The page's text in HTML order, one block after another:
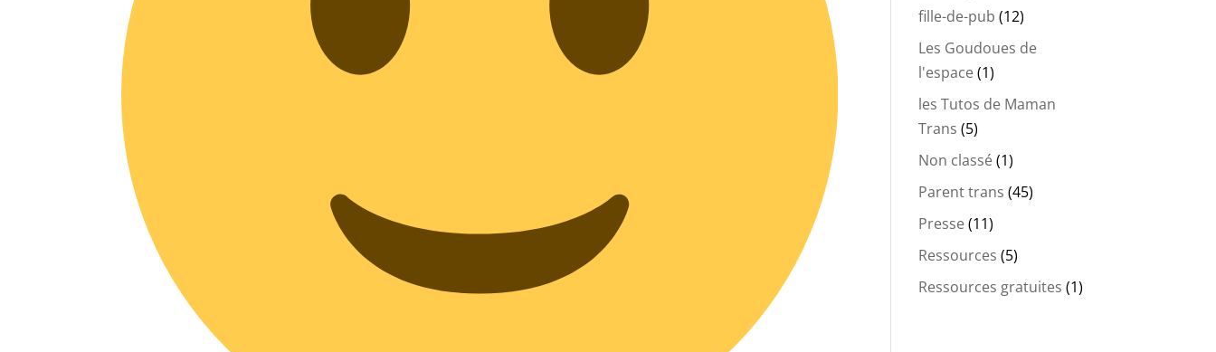
fille-de-pub (12)
Les Goudoues de
l'espace(1)
les Tutos de Maman
Trans (5)
Non classé(1)
Parent trans (45)
Presse(11)
Ressources (5)
Ressources gratuites (1)